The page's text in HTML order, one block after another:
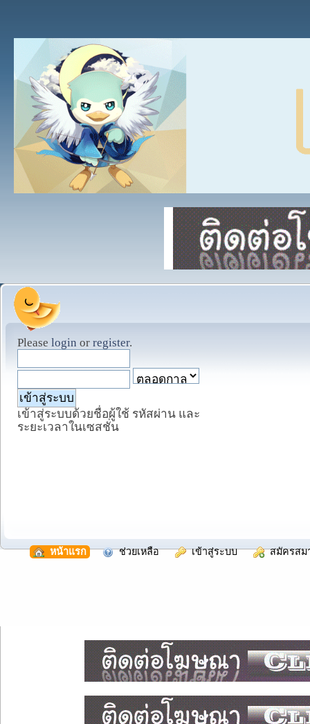
Please login or register.
เข้าสู่ระบบด้วยชื่อผู้ใช้ รหัสผ่าน และ
ระยะเวลาในเซสชั่น
หน้าแรก ช่วยเหลือ เข้าสู่ระบบ สมัครสม